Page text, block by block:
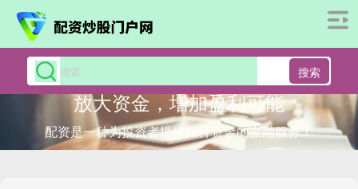
搜索
放大资金，增加盈利可能
配资是一种为投资者提供杠杆资金的金融服务！